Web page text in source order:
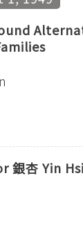
銀杏 Yin